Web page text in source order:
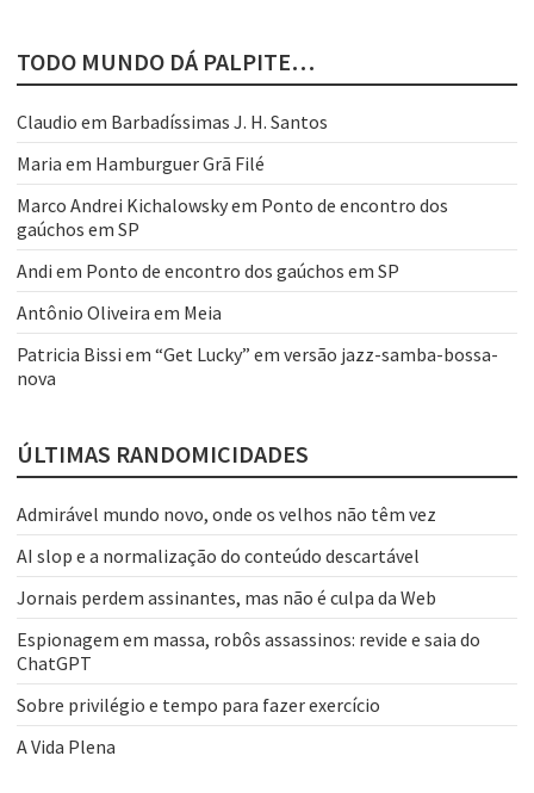
TODO MUNDO DÁ PALPITE…
Claudio em Barbadíssimas J. H. Santos
Maria em Hamburguer Grã Filé
Marco Andrei Kichalowskyem Ponto de encontro dos
gaúchos em SP
Andi em Ponto de encontro dos gaúchos em SP
Antônio Oliveira em Meia
Patricia Bissi em “Get Lucky” em versão jazz-samba-bossa-
nova
ÚLTIMAS RANDOMICIDADES
Admirável mundo novo, onde os velhos não têm vez
AI slop e a normalização do conteúdo descartável
Jornais perdem assinantes, mas não é culpa da Web
Espionagem em massa, robôs assassinos: revide e saia do
ChatGPT
Sobre privilégio e tempo para fazer exercício
A Vida Plena